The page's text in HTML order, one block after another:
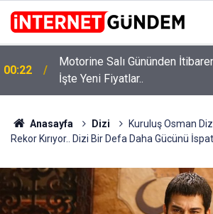
00:22
Motorine Salı Gününden
İşte Yeni Fiyatlar..
Anasayfa Dizi
Kuruluş Osman
Rekor Kırıyor.. Dizi Bir Defa Daha Gücünü